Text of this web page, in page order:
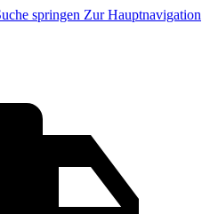
springen Zur Hauptnavigation